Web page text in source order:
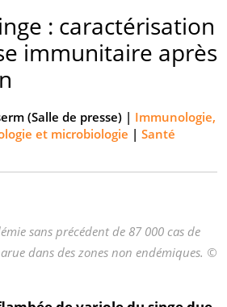
: caractérisation
immunitaire après
(Salle de presse) | Immunologie,
et microbiologie | Santé
sans précédent de 87 000 cas de
dans des zones non endémiques. ©